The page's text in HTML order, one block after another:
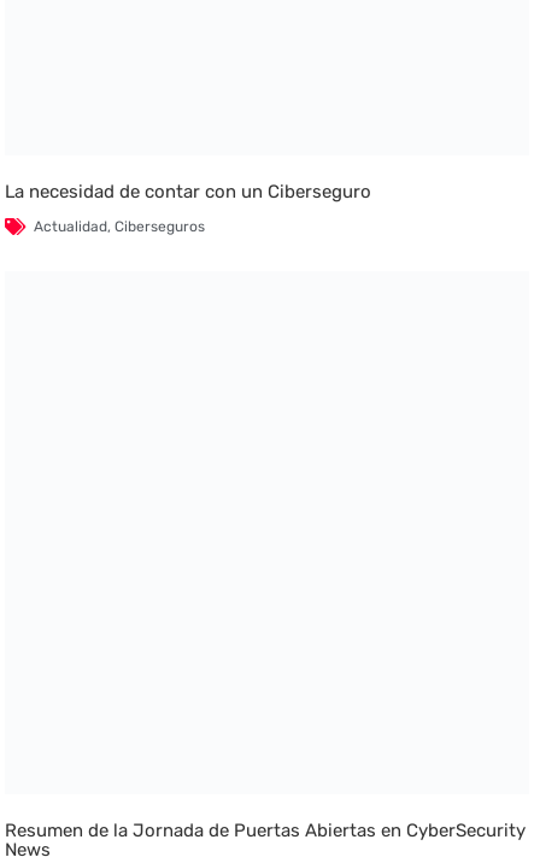
La necesidad de contar con un Ciberseguro
Actualidad,Ciberseguros
Resumen de la Jornada de Puertas Abiertas en CyberSecurity
News